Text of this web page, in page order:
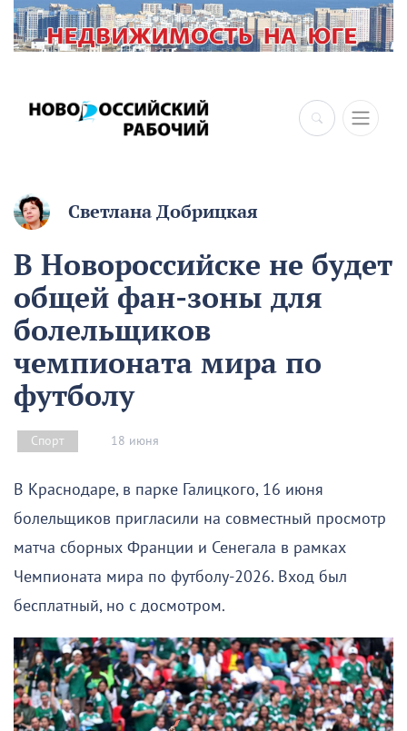
×
Светлана Добрицкая
В Новороссийске не будет
общей фан-зоны для
болельщиков
чемпионата мира по
футболу
Спорт 18 июня
В Краснодаре, в парке Галицкого, 16 июня
болельщиков пригласили на совместный просмотр
матча сборных Франции и Сенегала в рамках
Чемпионата мира по футболу-2026. Вход был
бесплатный, но с досмотром.